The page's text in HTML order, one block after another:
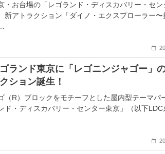
・お台場の「レゴランド・ディスカバリー・セン
新アトラクション「ダイノ・エクスプローラー〜
ランド東京に「レゴニンジャゴー」
ション誕生！
（R）ブロックをモチーフとした屋内型テーマパ
ド・ディスカバリー・センター東京」（以下LDC